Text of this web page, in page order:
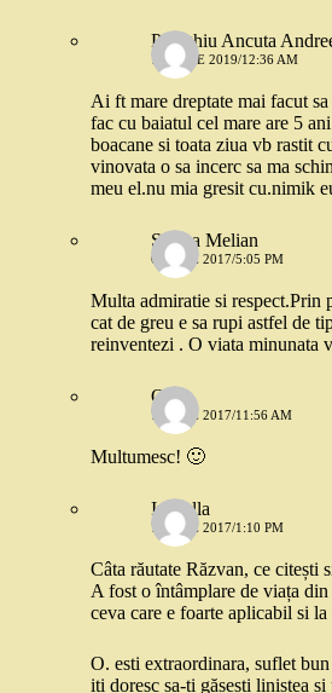
Palaghiu Ancuta
14 IULIE 2019/12:36 AM
Ai ft mare dreptate mai facut sa
fac cu baiatul cel mare are 5
boacane si toata ziua vb rastit
vinovata o sa incerc sa ma
meu el.nu mia gresit cu.nimik
Sorina Melian
6 IUNIE 2017/5:05 PM
Multa admiratie si respect.Prin
cat de greu e sa rupi astfel de
reinventezi . O viata minunata
O.
7 IUNIE 2017/11:56 AM
Multumesc! 🙂
Izabella
7 IUNIE 2017/1:10 PM
Câta răutate Răzvan, ce citești
A fost o întâmplare de viața
ceva care e foarte aplicabil si
O. esti extraordinara, suflet
iti doresc sa-ti găsești liniștea